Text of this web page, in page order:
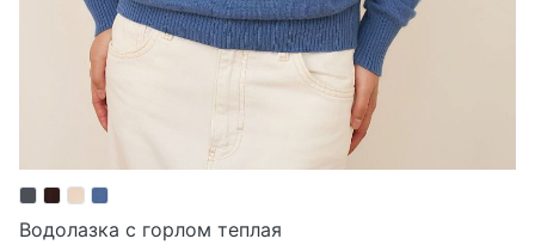
Водолазка с горлом теплая